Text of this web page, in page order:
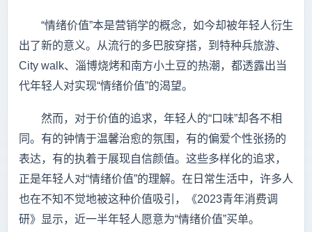
“情绪价值”本是营销学的概念，如今却被年轻人衍生
出了新的意义。从流行的多巴胺穿搭，到特种兵旅游、
City walk、淄博烧烤和南方小土豆的热潮，都透露出当
代年轻人对实现“情绪价值”的渴望。
然而，对于价值的追求，年轻人的“口味”却各不相
同。有的钟情于温馨治愈的氛围，有的偏爱个性张扬的
表达，有的执着于展现自信颜值。这些多样化的追求，
正是年轻人对“情绪价值”的理解。在日常生活中，许多人
也在不知不觉地被这种价值吸引，《2023青年消费调
研》显示，近一半年轻人愿意为“情绪价值”买单。